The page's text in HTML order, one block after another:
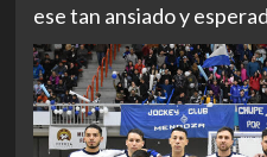
ese tan ansiado y